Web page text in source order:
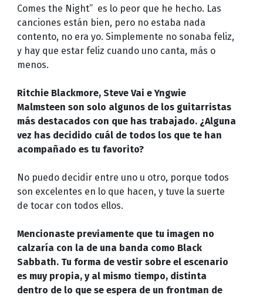
Comes the Night” es lo peor que he hecho. Las
canciones están bien, pero no estaba nada
contento, no era yo. Simplemente no sonaba feliz,
y hay que estar feliz cuando uno canta, más o
menos.
Ritchie Blackmore, Steve Vai e Yngwie
Malmsteen son solo algunos de los guitarristas
más destacados con que has trabajado. ¿Alguna
vez has decidido cuál de todos los que te han
acompañado es tu favorito?
No puedo decidir entre uno u otro, porque todos
son excelentes en lo que hacen, y tuve la suerte
de tocar con todos ellos.
Mencionaste previamente que tu imagen no
calzaría con la de una banda como Black
Sabbath. Tu forma de vestir sobre el escenario
es muy propia, y al mismo tiempo, distinta
dentro de lo que se espera de un frontman de